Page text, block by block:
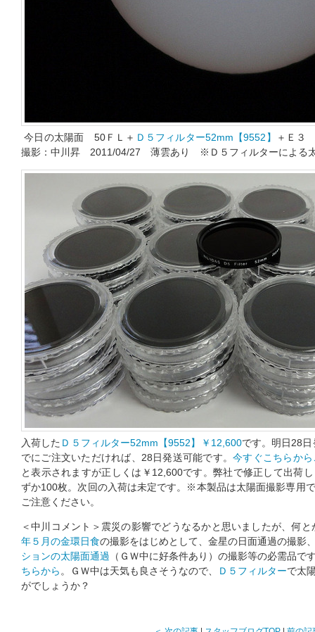
今日の太陽面 50ＦＬ＋ Ｄ５フィルター52mm【9552】
＋Ｅ
撮影：中川昇 2011/04/27 薄雲あり ※Ｄ５フィルターによる
入荷した Ｄ５フィルター52mm【9552】￥12,600です。明日28
でにご注文いただければ、28日発送可能です。今すぐこちらか
と表示されますが正しくは￥12,600です。弊社で修正して出荷
ずか100枚。次回の入荷は未定です。※本製品は太陽面撮影専用
ご注意ください。
＜中川コメント＞震災の影響でどうなるかと思いましたが、何
年５月の金環日食の撮影をはじめとして、金星の日面通過の撮影
ションの太陽面通過 （ＧＷ中に好条件あり）の撮影等の必需品で
ちらから 。ＧＷ中は天気も良さそうなので、 Ｄ５フィルターで太
がでしょうか？